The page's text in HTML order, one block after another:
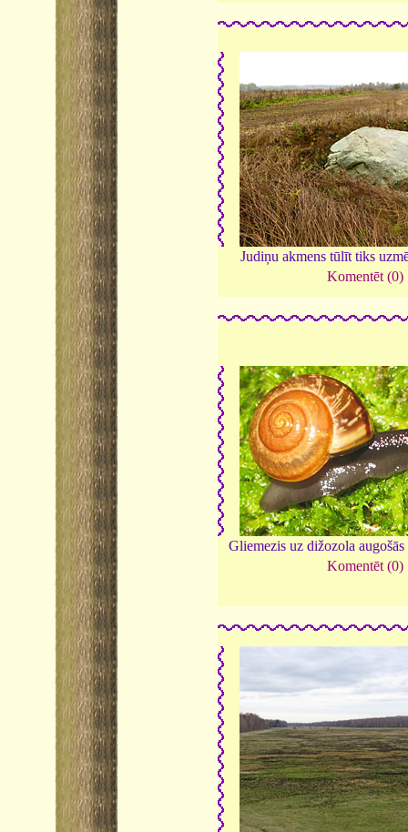
Judiņu akmens tūlīt tiks
Komentēt (0)
Gliemezis uz dižozola
Komentēt (0)